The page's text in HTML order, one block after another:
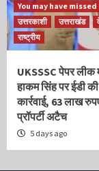
You may have missed
उत्तरकाशी
उत्तराखंड
राष्ट्रीय
UKSSSC पेपर लीक
हाकम सिंह पर ईडी
कार्रवाई, 63 लाख
प्रॉपर्टी अटैच
5 days ago